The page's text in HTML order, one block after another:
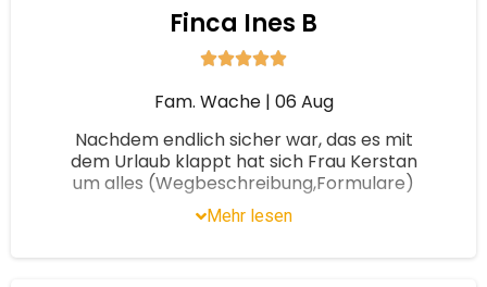
Reisebettchen organisiert und war jederzeit
erreichbar und hat sich schnell um alles
gekümmert. Wir können die Finca
ebenso schönen Urlaub wie wir ihn hatten .“
Hallo Astrid, super schön, dass es euch
gefallen hat Ich bin sehr froh, dass ich euch
das richtige Haus empfehlen konnte !!!
Gerne suche ich auch im nächsten Jahr
wieder für euch. Ganz liebe Grüße Angi
Finca Ines B
Fam. Wache | 06 Aug
Nachdem endlich sicher war, das es mit
dem Urlaub klappt hat sich Frau Kerstan
um alles (Wegbeschreibung,Formulare)
gekümmert. Die Finca ist wunderbar
gelegen, schön schattig von Pinien
Mehr lesen